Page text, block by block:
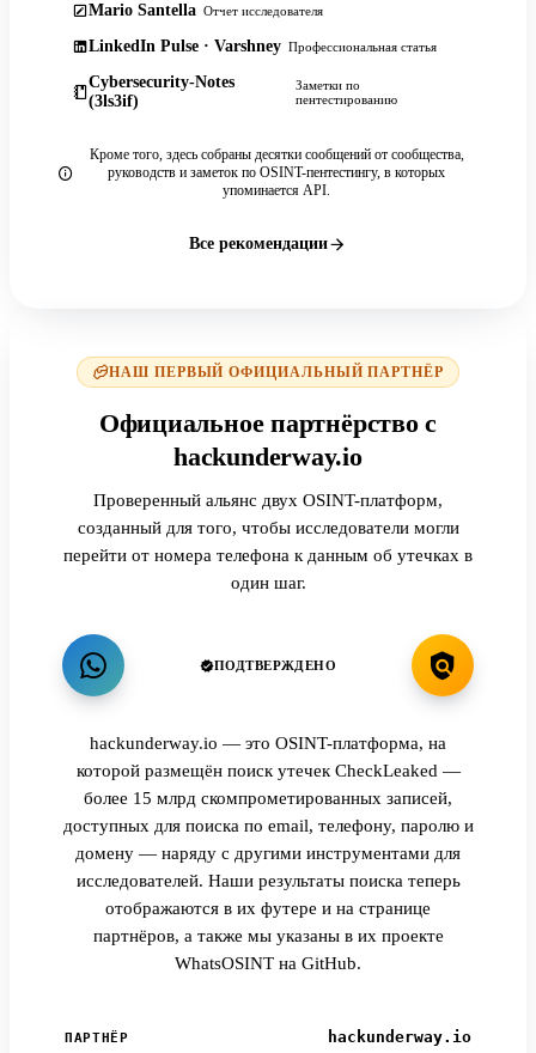
Mario Santella Отчет исследователя
LinkedIn Pulse · Varshney Профессиональная статья
Cybersecurity-Notes
(3ls3if)
Заметки по
пентестированию
Кроме того, здесь собраны десятки сообщений от сообщества,
руководств и заметок по OSINT-пентестингу, в которых
упоминается API.
Все рекомендации
НАШ ПЕРВЫЙ ОФИЦИАЛЬНЫЙ ПАРТНЁР
Официальное партнёрство с
hackunderway.io
Проверенный альянс двух OSINT-платформ,
созданный для того, чтобы исследователи могли
перейти от номера телефона к данным об утечках в
один шаг.
ПОДТВЕРЖДЕНО
hackunderway.io — это OSINT-платформа, на
которой размещён поиск утечек CheckLeaked —
более 15 млрд скомпрометированных записей,
доступных для поиска по email, телефону, паролю и
домену — наряду с другими инструментами для
исследователей. Наши результаты поиска теперь
отображаются в их футере и на странице
партнёров, а также мы указаны в их проекте
WhatsOSINT на GitHub.
ПАРТНЁР hackunderway.io